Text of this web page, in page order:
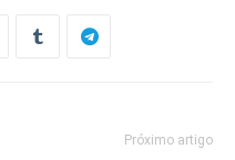
Próximo artigo